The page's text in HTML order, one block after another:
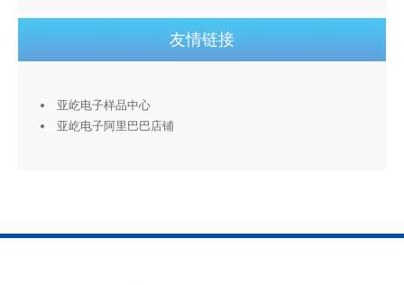
友情链接
亚屹电子样品中心
亚屹电子阿里巴巴店铺